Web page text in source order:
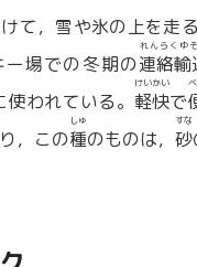
て，雪や氷の上を走る
場での冬期の連絡輸
れんらくゆ
われている。 軽快
けいかい
で
，この種
しゅ
のものは， 砂
すな